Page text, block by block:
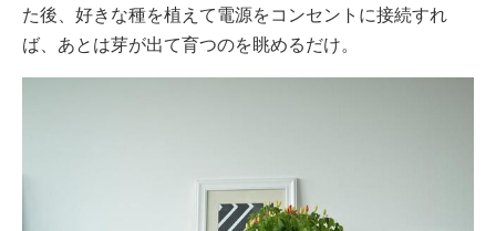
た後、好きな種を植えて電源をコンセントに接続すれ
ば、あとは芽が出て育つのを眺めるだけ。